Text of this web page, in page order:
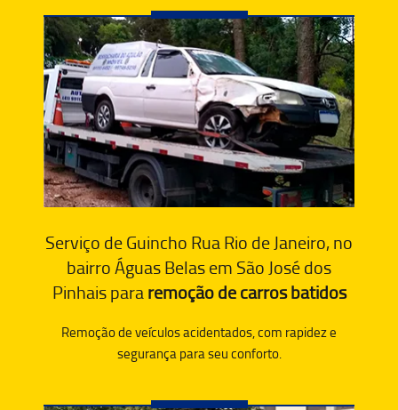
Serviço de Guincho Rua Rio de Janeiro, no
bairro Águas Belas em São José dos
Pinhais pararemoção de carros batidos
Remoção de veículos acidentados, com rapidez e
segurança para seu conforto.